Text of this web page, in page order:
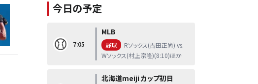
今日の予定
7:05
MLB
野球
Rソックス(吉田正尚) vs.
Wソックス(村上宗隆)(8:10)ほか
北海道meiji カップ初日